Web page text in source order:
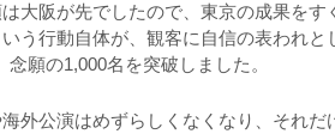
大阪が先でしたので、東京の成果をす
う行動自体が、観客に自信の表われ
願の1,000名を突破しました。
外公演はめずらしくなくなり、それ